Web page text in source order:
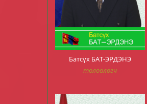
Батсүх БАТ-ЭРДЭНЭ
төлөөлөгч